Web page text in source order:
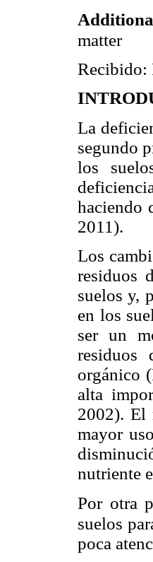
matter
Recibido:
La
segundo
los
haciendo
2011).
Los
residuos
suelos y,
en los
ser un
residuos
orgánico
alta
2002). El
mayor
nutriente
Por otra
suelos
poca